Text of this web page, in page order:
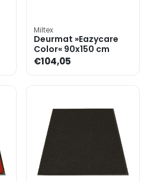
Miltex
Deurmat »Eazycare
Color« 90x150 cm
€104,05